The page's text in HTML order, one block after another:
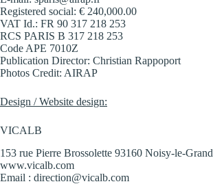
Registered social: € 240,000.00
VAT Id.: FR 90 317 218 253
RCS PARIS B 317 218 253
Code APE 7010Z
Publication Director: Christian Rappoport
Photos Credit: AIRAP
Design / Website design:
VICALB
153 rue Pierre Brossolette 93160 Noisy-le-Grand
www.vicalb.com
Email : direction@vicalb.com